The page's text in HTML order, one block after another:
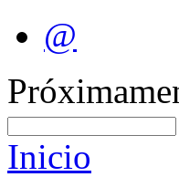
@
Inicio